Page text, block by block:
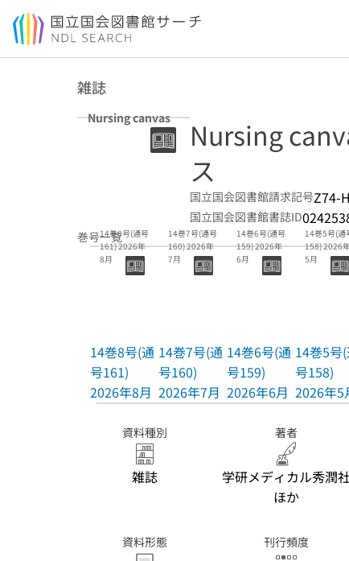
本文へ移動
雑誌
Nursing canvas
Nursing
ス
国立国会図書館請求記号Z74-
国立国会図書館書誌ID
巻号一覧14巻8号(通号
161) 2026年
8月
14巻8号(通
号161)
2026年8月
14巻7号(通号
160) 2026年
7月
14巻7号(通
号160)
2026年7月
14巻6号(通号
159) 2026年
6月
14巻6号(通
号159)
2026年6月
14巻5号(通
158) 2026
5月
14巻5号
号158)
2026年5
資料種別
雑誌
著者
学研メディカル秀潤
ほか
資料形態 刊行頻度